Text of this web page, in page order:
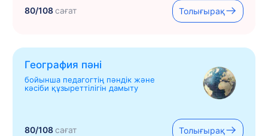
80/108сағат Толығырақ
География пәні
бойынша педагогтің пәндік және
кәсіби құзыреттілігін дамыту
80/108сағат Толығырақ